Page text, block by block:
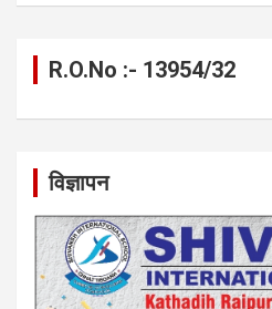
R.O.No :- 13954/32
विज्ञापन